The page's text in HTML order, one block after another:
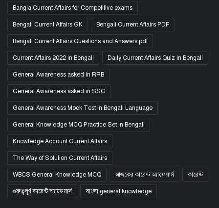
Bangla Current Affairs for Competitive exams
Bengali Current Affairs GK Bengali Current Affairs PDF
Bengali Current Affairs Questions and Answers pdf
Current Affairs 2022 in Bengali Daily Current Affairs Quiz in Bengali
General Awareness asked in RRB
General Awareness asked in SSC
General Awareness Mock Test in Bengali Language
General Knowledge MCQ Practice Set in Bengali
Knowledge Account Current Affairs
The Way of Solution Current Affairs
WBCS General Knowledge MCQ আজকের কারেন্ট অ্যাফেয়ার্স কারেন্ট
গুরুত্বপূর্ণ কারেন্ট অ্যাফেয়ার্স বাংলা general knowledge